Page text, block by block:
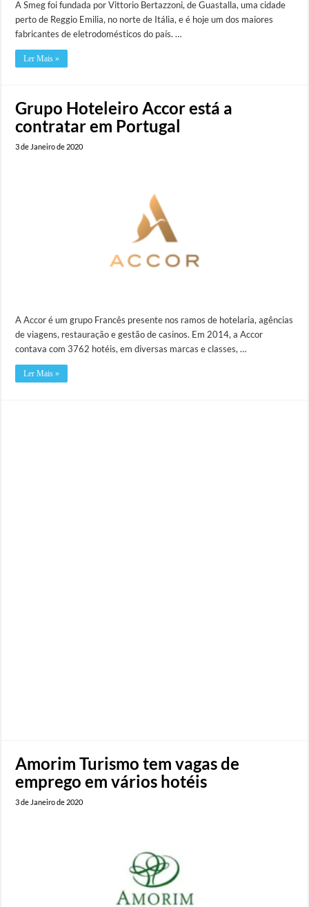
A Smeg foi fundada por Vittorio Bertazzoni, de Guastalla, uma cidade
perto de Reggio Emilia, no norte de Itália, e é hoje um dos maiores
fabricantes de eletrodomésticos do país. …
Ler Mais »
Grupo Hoteleiro Accor está a
contratar em Portugal
3 de Janeiro de 2020
A Accor é um grupo Francês presente nos ramos de hotelaria, agências
de viagens, restauração e gestão de casinos. Em 2014, a Accor
contava com 3762 hotéis, em diversas marcas e classes, …
Ler Mais »
Amorim Turismo tem vagas de
emprego em vários hotéis
3 de Janeiro de 2020